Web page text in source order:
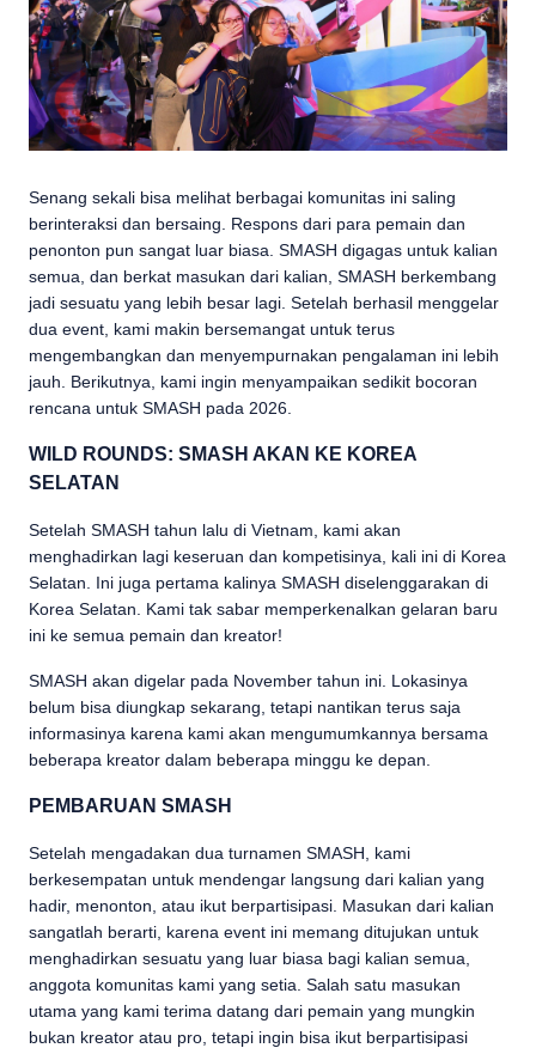
Senang sekali bisa melihat berbagai komunitas ini saling
berinteraksi dan bersaing. Respons dari para pemain dan
penonton pun sangat luar biasa. SMASH digagas untuk kalian
semua, dan berkat masukan dari kalian, SMASH berkembang
jadi sesuatu yang lebih besar lagi. Setelah berhasil menggelar
dua event, kami makin bersemangat untuk terus
mengembangkan dan menyempurnakan pengalaman ini lebih
jauh. Berikutnya, kami ingin menyampaikan sedikit bocoran
rencana untuk SMASH pada 2026.
WILD ROUNDS: SMASH AKAN KE KOREA
SELATAN
Setelah SMASH tahun lalu di Vietnam, kami akan
menghadirkan lagi keseruan dan kompetisinya, kali ini di Korea
Selatan. Ini juga pertama kalinya SMASH diselenggarakan di
Korea Selatan. Kami tak sabar memperkenalkan gelaran baru
ini ke semua pemain dan kreator!
SMASH akan digelar pada November tahun ini. Lokasinya
belum bisa diungkap sekarang, tetapi nantikan terus saja
informasinya karena kami akan mengumumkannya bersama
beberapa kreator dalam beberapa minggu ke depan.
PEMBARUAN SMASH
Setelah mengadakan dua turnamen SMASH, kami
berkesempatan untuk mendengar langsung dari kalian yang
hadir, menonton, atau ikut berpartisipasi. Masukan dari kalian
sangatlah berarti, karena event ini memang ditujukan untuk
menghadirkan sesuatu yang luar biasa bagi kalian semua,
anggota komunitas kami yang setia. Salah satu masukan
utama yang kami terima datang dari pemain yang mungkin
bukan kreator atau pro, tetapi ingin bisa ikut berpartisipasi